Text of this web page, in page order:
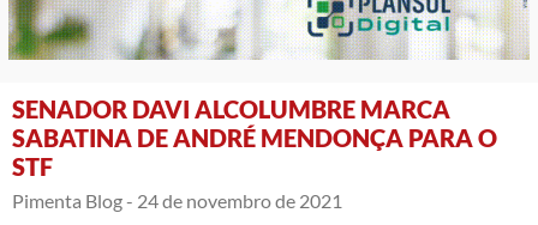
SENADOR DAVI ALCOLUMBRE MARCA
SABATINA DE ANDRÉ MENDONÇA PARA O
STF
Pimenta Blog - 24 de novembro de 2021